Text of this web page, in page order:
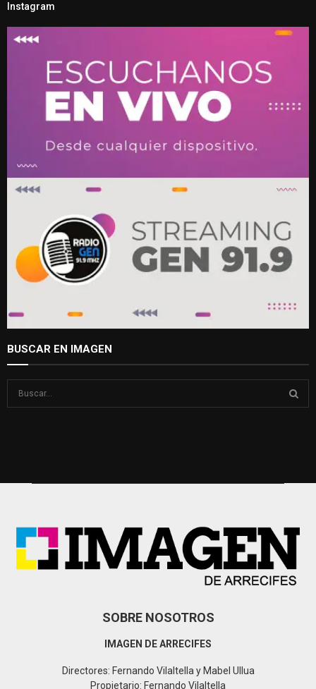
Instagram
BUSCAR EN IMAGEN
SOBRE NOSOTROS
IMAGEN DE ARRECIFES
Directores: Fernando Vilaltella y Mabel Ullua
Propietario: Fernando Vilaltella